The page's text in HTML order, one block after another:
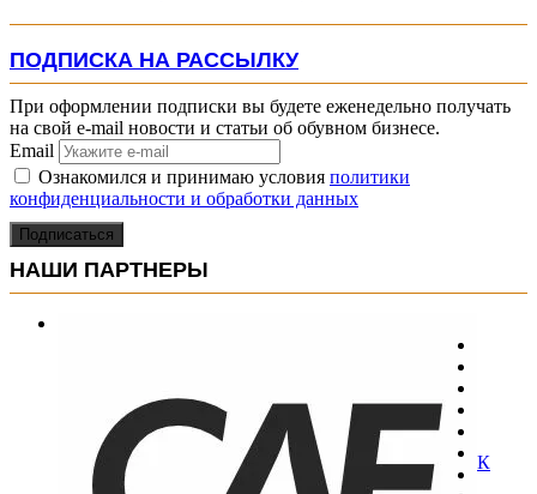
ПОДПИСКА НА РАССЫЛКУ
При оформлении подписки вы будете еженедельно получать
на свой e-mail новости и статьи об обувном бизнесе.
Email
Ознакомился и принимаю условия политики
конфиденциальности и обработки данных
Подписаться
НАШИ ПАРТНЕРЫ
К